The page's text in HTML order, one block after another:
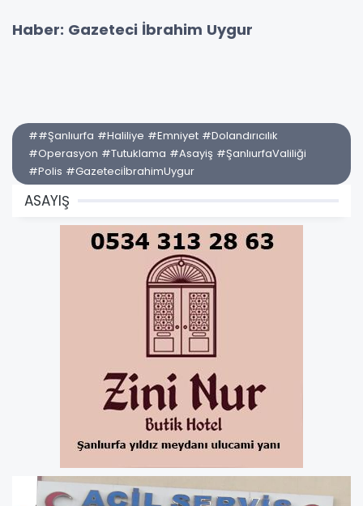
Haber: Gazeteci İbrahim Uygur
##Şanlıurfa #Haliliye #Emniyet #Dolandırıcılık
#Operasyon #Tutuklama #Asayiş #ŞanlıurfaValiliği
#Polis #GazeteciİbrahimUygur
ASAYIŞ